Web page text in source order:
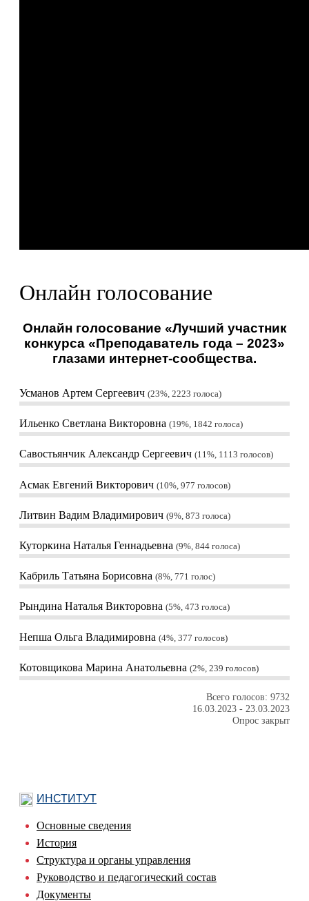
Онлайн голосование
Онлайн голосование «Лучший участник
конкурса «Преподаватель года – 2023»
глазами интернет-сообщества.
Усманов Артем Сергеевич 23%, 2223 голоса
Ильенко Светлана Викторовна 19%, 1842 голоса
Савостьянчик Александр Сергеевич 11%, 1113 голосов
Асмак Евгений Викторович 10%, 977 голосов
Литвин Вадим Владимирович 9%, 873 голоса
Куторкина Наталья Геннадьевна 9%, 844 голоса
Кабриль Татьяна Борисовна 8%, 771 голос
Рындина Наталья Викторовна 5%, 473 голоса
Непша Ольга Владимировна 4%, 377 голосов
Котовщикова Марина Анатольевна 2%, 239 голосов
Всего голосов: 9732
16.03.2023 - 23.03.2023
Опрос закрыт
ИНСТИТУТ
Основные сведения
История
Структура и органы управления
Руководство и педагогический состав
Документы